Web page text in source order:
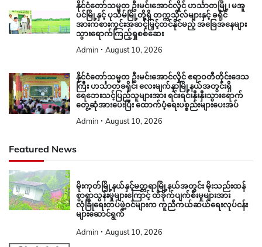
နိုင်ငံတော်သမ္မတ ဦးမင်းအောင်လှိုင် ဟင်္သာတမြို့၊ မအူ
ပင်မြို့နှင့် ပုသိမ်မြို့တို့ရှိ တက္ကသိုလ်များနှင့် ခရိုင်
အားကစားကွင်းအဆင့်မြှင့်တင်နိုင်မည့် အခြေအနေများ
သွားရောက်ကြည့်ရှုစစ်ဆေး
Admin August 10, 2026
နိုင်ငံတော်သမ္မတ ဦးမင်းအောင်လှိုင် ဧရာဝတီတိုင်းဒေသ
ကြီး ဟင်္သာတခရိုင်၊ လေးမျက်နှာမြို့နယ်အတွင်းရှိ
ရေဘေးသင့်ပြည်သူများအား ရင်းရင်းနှီးနှီးသွားရောက်
တွေ့ဆုံအားပေးပြီး ထောက်ပံ့ရေးပစ္စည်းများပေးအပ်
Admin August 10, 2026
Featured News
မိုးကုတ်မြို့နယ်နှင့်မတ္တရာမြို့နယ်အတွင်း မိုးသည်းထန်
စွာရွာသွန်းမှုများကြောင့် ထိခိုက်ပျက်စီးမှုများအား
လုံခြုံရေးတပ်ဖွဲ့ဝင်များက ကူညီကယ်ဆယ်ရေးလုပ်ငန်း
များဆောင်ရွက်
Admin August 10, 2026